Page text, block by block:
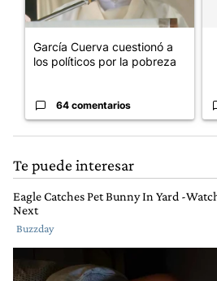
García Cuerva cuestionó a
los políticos por la pobreza
64 comentarios